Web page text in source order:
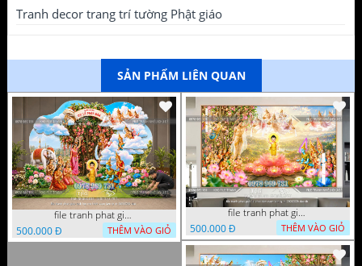
Tranh decor trang trí tường Phật giáo
SẢN PHẨM LIÊN QUAN
file tranh phat giao tach lop mo hinh vuon lam ty ni 16052026 dao
500.000 Đ
THÊM VÀO GIỎ
file tranh phat giao le phat dan vuon lam ty ni 05052026 dao t6
500.000 Đ
THÊM VÀO GIỎ